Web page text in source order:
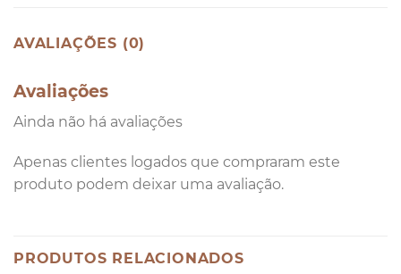
AVALIAÇÕES (0)
Avaliações
Ainda não há avaliações
Apenas clientes logados que compraram este
produto podem deixar uma avaliação.
PRODUTOS RELACIONADOS